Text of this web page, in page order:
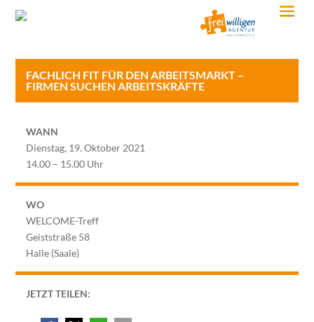
FACHLICH FIT FÜR DEN ARBEITSMARKT –
FIRMEN SUCHEN ARBEITSKRÄFTE
WANN
Dienstag, 19. Oktober 2021
14.00 – 15.00 Uhr
WO
WELCOME-Treff
Geiststraße 58
Halle (Saale)
JETZT TEILEN: